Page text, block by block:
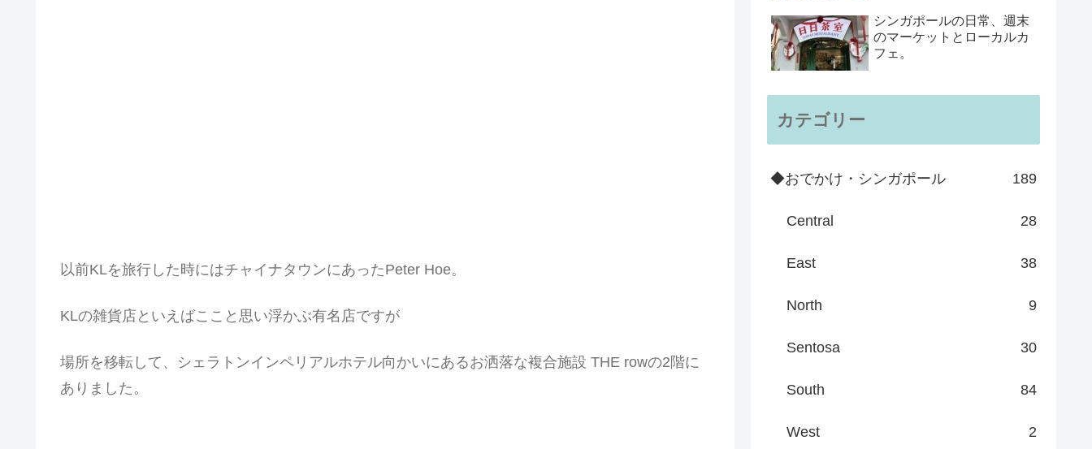
以前KLを旅行した時にはチャイナタウンにあったPeter Hoe。
KLの雑貨店といえばここと思い浮かぶ有名店ですが
場所を移転して、シェラトンインペリアルホテル向かいにあるお洒落な複合施設 THE rowの2階に
ありました。
シンガポールの日常、週末
のマーケットとローカルカ
フェ。
カテゴリー
◆おでかけ・シンガポール 189
Central 28
East 38
North 9
Sentosa 30
South 84
West 2